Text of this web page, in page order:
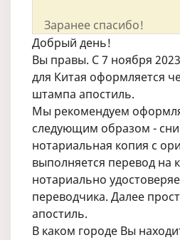
Заранее спасибо!
Добрый день!
Вы правы. С 7 ноября
для Китая оформляется
штампа апостиль.
Мы рекомендуем
следующим образом -
нотариальная копия с
выполняется перевод на
нотариально
переводчика. Далее
апостиль.
В каком городе Вы